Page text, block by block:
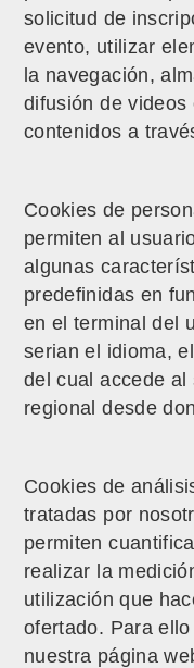
solicitud de
evento, utilizar
la navegación,
difusión de
contenidos a
Cookies de
permiten al
algunas
predefinidas en
en el terminal del
serian el idioma,
del cual accede
regional desde
Cookies de
tratadas por
permiten
realizar la
utilización que
ofertado. Para
nuestra página